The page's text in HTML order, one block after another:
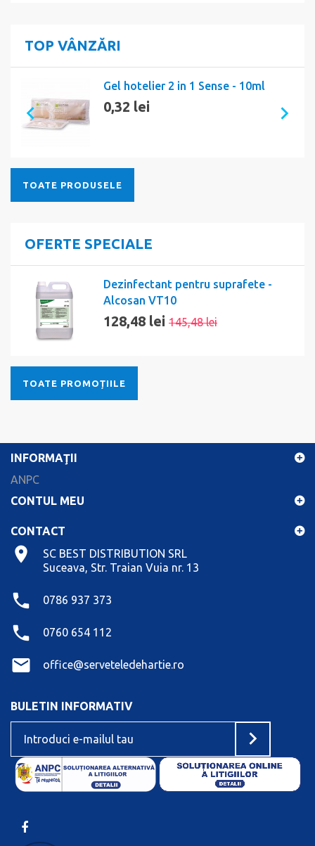
TOP VÂNZĂRI
Gel hotelier 2 in 1 Sense - 10ml
0,32 lei
TOATE PRODUSELE
OFERTE SPECIALE
Dezinfectant pentru suprafete -
Alcosan VT10
128,48 lei 145,48 lei
TOATE PROMOȚIILE
INFORMAŢII
ANPC
CONTUL MEU
CONTACT
SC BEST DISTRIBUTION SRL
Suceava, Str. Traian Vuia nr. 13
0786 937 373
0760 654 112
office@serveteledehartie.ro
BULETIN INFORMATIV